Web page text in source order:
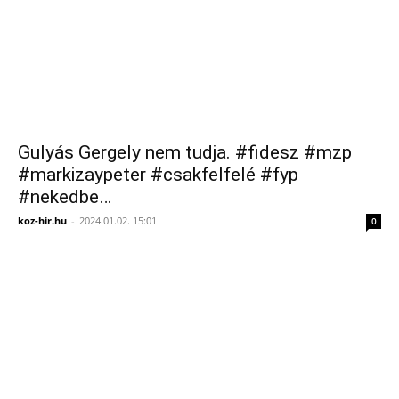
Gulyás Gergely nem tudja. #fidesz #mzp
#markizaypeter #csakfelfelé #fyp
#nekedbe…
koz-hir.hu - 2024.01.02. 15:01 0